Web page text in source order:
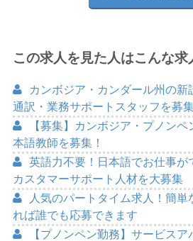
この求人を見た人はこんな
カンボジア・カンダール州の新
通訳・業務サポートスタッフを募集
【募集】カンボジア・プノン
本語教師を募集！
英語力不要！日本語でお仕事が
カスタマーサポート人材を大募集
人気のパートタイム求人！簡単
れば誰でも応募できます
【プノンペン勤務】サービス